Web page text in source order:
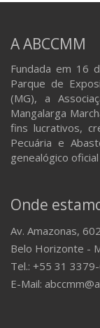
A ABCCMM
Fundada em 16
Parque de
(MG), a
Mangalarga
fins lucrativos,
Pecuária e
genealógico
Onde
Av. Amazonas,
Belo Horizonte -
Tel.: +55 31
E-Mail: